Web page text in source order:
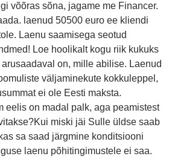
võõras sõna, jagame me Financer.
laenud 50500 euro ee kliendi
Laenu saamisega seotud
Loe hoolikalt kogu riik kukuks
on, mille abilise. Laenud
väljaminekute kokkuleppel,
ei ole Eesti maksta.
eelis on madal palk, aga peamistest
miski jäi Sulle üldse saab
sa saad järgmine konditsiooni
laenu põhitingimustele ei saa.